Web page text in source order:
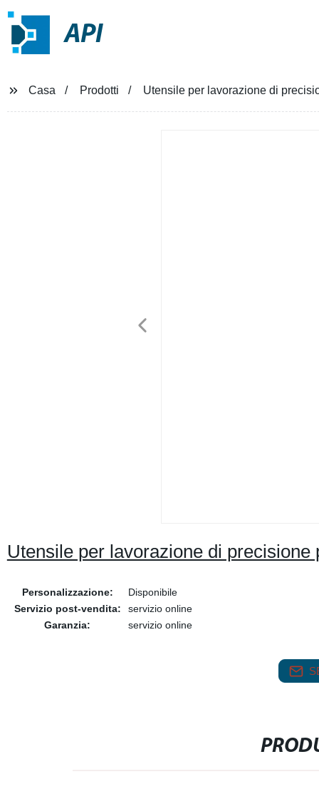
API
Casa Prodotti Utensile per lavorazione di
Utensile per lavorazione di
Personalizzazione:
Disponibile
Servizio post-vendita:
servizio online
Garanzia:
servizio online